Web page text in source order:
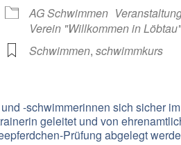
Kalender
AG Schwimmen
Verein "Willkommen in Löbtau"
Schwimmen, schwimmkurs
-schwimmerinnen sich sicher
geleitet und von
Prüfung abgelegt